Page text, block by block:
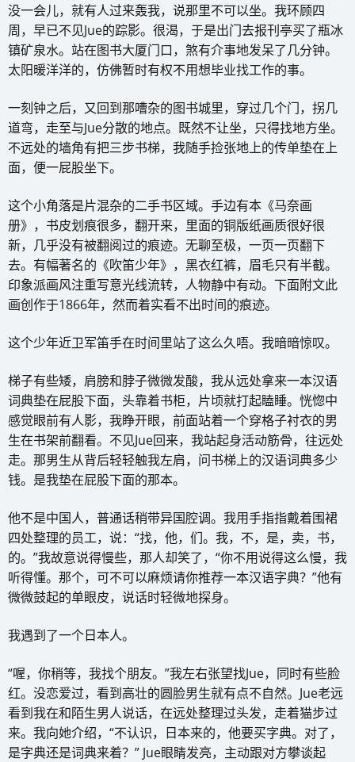
没一会儿，就有人过来轰我，说那里不可以坐。我环顾四
周，早已不见Jue的踪影。很渴，于是出门去报刊亭买了瓶冰
镇矿泉水。站在图书大厦门口，煞有介事地发呆了几分钟。
太阳暖洋洋的，仿佛暂时有权不用想毕业找工作的事。
一刻钟之后，又回到那嘈杂的图书城里，穿过几个门，拐几
道弯，走至与Jue分散的地点。既然不让坐，只得找地方坐。
不远处的墙角有把三步书梯，我随手捡张地上的传单垫在上
面，便一屁股坐下。
这个小角落是片混杂的二手书区域。手边有本《马奈画
册》，书皮划痕很多，翻开来，里面的铜版纸画质很好很
新，几乎没有被翻阅过的痕迹。无聊至极，一页一页翻下
去。有幅著名的《吹笛少年》，黑衣红裤，眉毛只有半截。
印象派画风注重写意光线流转，人物静中有动。下面附文此
画创作于1866年，然而着实看不出时间的痕迹。
这个少年近卫军笛手在时间里站了这么久唔。我暗暗惊叹。
梯子有些矮，肩膀和脖子微微发酸，我从远处拿来一本汉语
词典垫在屁股下面，头靠着书柜，片顷就打起瞌睡。恍惚中
感觉眼前有人影，我睁开眼，前面站着一个穿格子衬衣的男
生在书架前翻看。不见Jue回来，我站起身活动筋骨，往远处
走。那男生从背后轻轻触我左肩，问书梯上的汉语词典多少
钱。是我垫在屁股下面的那本。
他不是中国人，普通话稍带异国腔调。我用手指指戴着围裙
四处整理的员工，说：“找，他，们。我，不，是，卖，书，
的。”我故意说得慢些，那人却笑了，“你不用说得这么慢，我
听得懂。那个，可不可以麻烦请你推荐一本汉语字典？”他有
微微鼓起的单眼皮，说话时轻微地探身。
我遇到了一个日本人。
“喔，你稍等，我找个朋友。”我左右张望找Jue，同时有些脸
红。没恋爱过，看到高壮的圆脸男生就有点不自然。Jue老远
看到我在和陌生男人说话，在远处整理过头发，走着猫步过
来。我向她介绍，“不认识，日本来的，他要买字典。对了，
是字典还是词典来着？” Jue眼睛发亮，主动跟对方攀谈起